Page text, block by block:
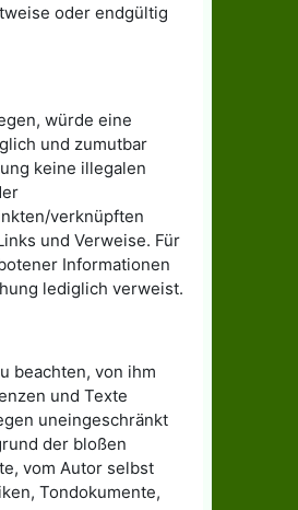
oder endgültig
würde eine
und zumutbar
keine illegalen
verknüpften
und Verweise. Für
Informationen
lediglich verweist.
beachten, von ihm
und Texte
uneingeschränkt
der bloßen
vom Autor selbst
Tondokumente,